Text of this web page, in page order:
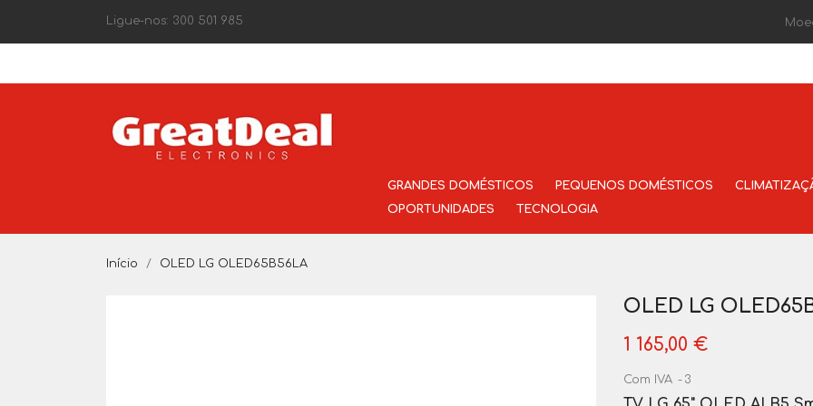
Ligue-nos: 300 501 985
GRANDES DOMÉSTICOS PEQUENOS DOMÉSTICOS
OPORTUNIDADES
TECNOLOGIA
Início OLED LG OLED65B56LA
OLED LG
1 165,00 €
Com IVA 3